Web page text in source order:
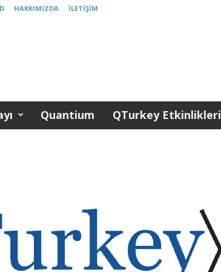
HAKKIMIZDA İLETIŞIM
Quantium QTurkey Etkinlikleri